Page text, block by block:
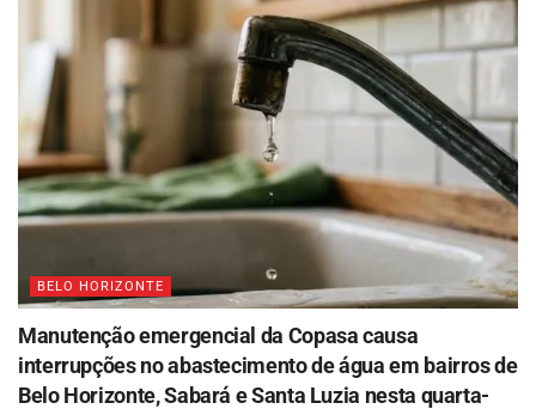
BELO HORIZONTE
Manutenção emergencial da Copasa causa
interrupções no abastecimento de água em bairros de
Belo Horizonte, Sabará e Santa Luzia nesta quarta-